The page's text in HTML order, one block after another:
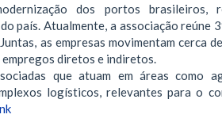
dos portos brasileiros,
país. Atualmente, a associação reúne
as empresas movimentam cerca
diretos e indiretos.
que atuam em áreas como
logísticos, relevantes para o